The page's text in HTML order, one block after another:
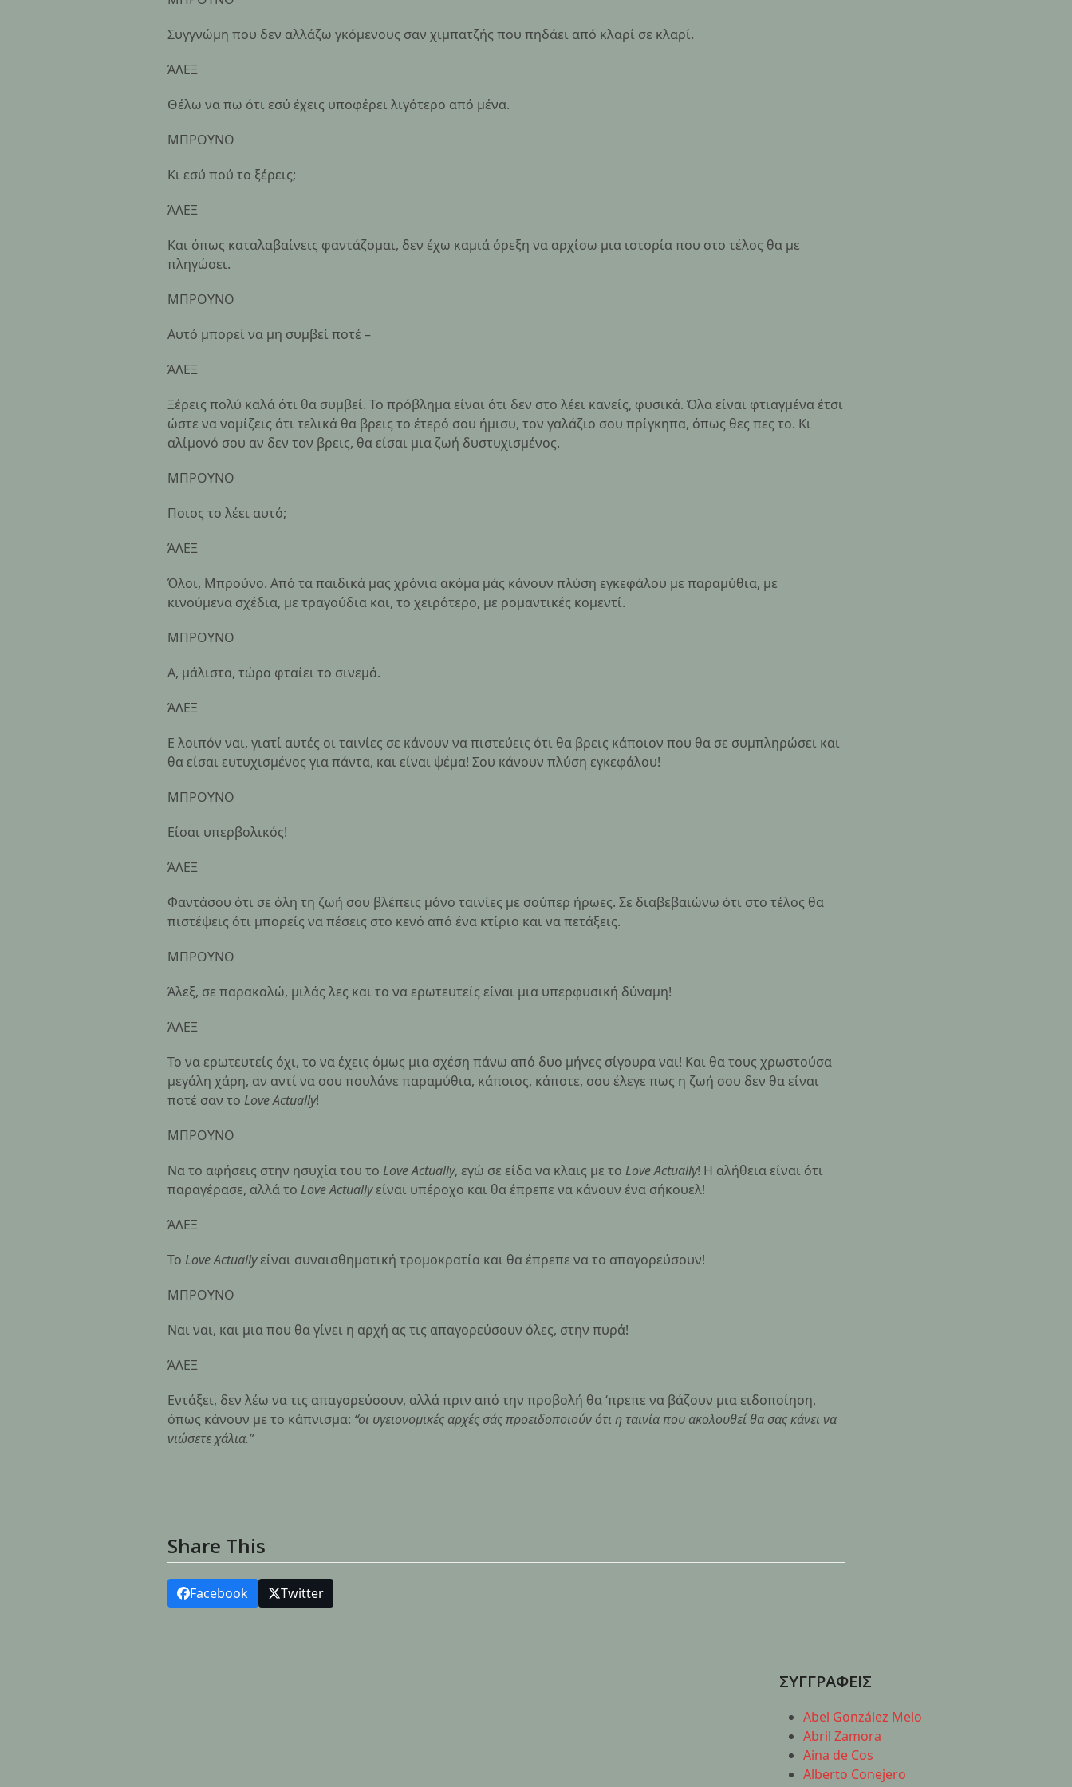
Συγγνώμη που δεν αλλάζω γκόμενους σαν χιμπατζής που πηδάει από κλαρί σε κλαρί.
ΆΛΕΞ
Θέλω να πω ότι εσύ έχεις υποφέρει λιγότερο από μένα.
ΜΠΡΟΥΝΟ
Κι εσύ πού το ξέρεις;
ΆΛΕΞ
Και όπως καταλαβαίνεις φαντάζομαι, δεν έχω καμιά όρεξη να αρχίσω μια ιστορία που στο τέλος θα με
πληγώσει.
ΜΠΡΟΥΝΟ
Αυτό μπορεί να μη συμβεί ποτέ –
ΆΛΕΞ
Ξέρεις πολύ καλά ότι θα συμβεί. Το πρόβλημα είναι ότι δεν στο λέει κανείς, φυσικά. Όλα είναι φτιαγμένα έτσι
ώστε να νομίζεις ότι τελικά θα βρεις το έτερό σου ήμισυ, τον γαλάζιο σου πρίγκηπα, όπως θες πες το. Κι
αλίμονό σου αν δεν τον βρεις, θα είσαι μια ζωή δυστυχισμένος.
ΜΠΡΟΥΝΟ
Ποιος το λέει αυτό;
ΆΛΕΞ
Όλοι, Μπρούνο. Από τα παιδικά μας χρόνια ακόμα μάς κάνουν πλύση εγκεφάλου με παραμύθια, με
κινούμενα σχέδια, με τραγούδια και, το χειρότερο, με ρομαντικές κομεντί.
ΜΠΡΟΥΝΟ
A, μάλιστα, τώρα φταίει το σινεμά.
ΆΛΕΞ
Ε λοιπόν ναι, γιατί αυτές οι ταινίες σε κάνουν να πιστεύεις ότι θα βρεις κάποιον που θα σε συμπληρώσει και
θα είσαι ευτυχισμένος για πάντα, και είναι ψέμα! Σου κάνουν πλύση εγκεφάλου!
ΜΠΡΟΥΝΟ
Είσαι υπερβολικός!
ΆΛΕΞ
Φαντάσου ότι σε όλη τη ζωή σου βλέπεις μόνο ταινίες με σούπερ ήρωες. Σε διαβεβαιώνω ότι στο τέλος θα
πιστέψεις ότι μπορείς να πέσεις στο κενό από ένα κτίριο και να πετάξεις.
ΜΠΡΟΥΝΟ
Άλεξ, σε παρακαλώ, μιλάς λες και το να ερωτευτείς είναι μια υπερφυσική δύναμη!
ΆΛΕΞ
Το να ερωτευτείς όχι, το να έχεις όμως μια σχέση πάνω από δυο μήνες σίγουρα ναι! Και θα τους χρωστούσα
μεγάλη χάρη, αν αντί να σου πουλάνε παραμύθια, κάποιος, κάποτε, σου έλεγε πως η ζωή σου δεν θα είναι
ποτέ σαν τοLove Actually!
ΜΠΡΟΥΝΟ
Να το αφήσεις στην ησυχία του τοLove Actually, εγώ σε είδα να κλαις με τοLove Actually! Η αλήθεια είναι ότι
παραγέρασε, αλλά τοLove Actuallyείναι υπέροχο και θα έπρεπε να κάνουν ένα σήκουελ!
ΆΛΕΞ
ΤοLove Actuallyείναι συναισθηματική τρομοκρατία και θα έπρεπε να το απαγορεύσουν!
ΜΠΡΟΥΝΟ
Ναι ναι, και μια που θα γίνει η αρχή ας τις απαγορεύσουν όλες, στην πυρά!
ΆΛΕΞ
Εντάξει, δεν λέω να τις απαγορεύσουν, αλλά πριν από την προβολή θα ‘πρεπε να βάζουν μια ειδοποίηση,
όπως κάνουν με το κάπνισμα: “οι υγειονομικές αρχές σάς προειδοποιούν ότι η ταινία που ακολουθεί θα σας κάνει να
νιώσετε χάλια.”
Share This
Facebook Twitter
ΣΥΓΓΡΑΦΕΙΣ
Abel González Melo
Abril Zamora
Aina de Cos
Alberto Conejero